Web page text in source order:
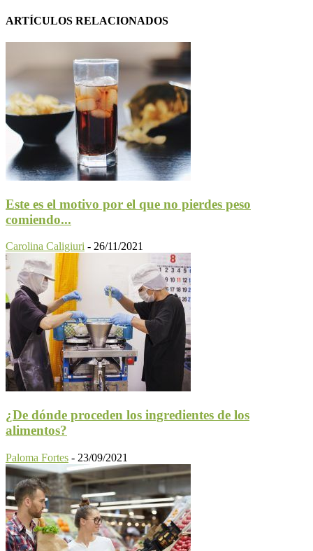
ARTÍCULOS RELACIONADOS
Este es el motivo por el que no pierdes peso
comiendo...
Carolina Caligiuri - 26/11/2021
¿De dónde proceden los ingredientes de los
alimentos?
Paloma Fortes - 23/09/2021